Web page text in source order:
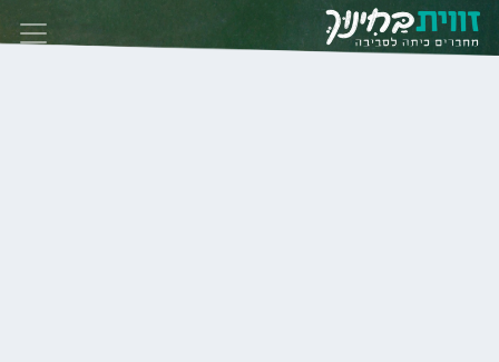
Skip to content